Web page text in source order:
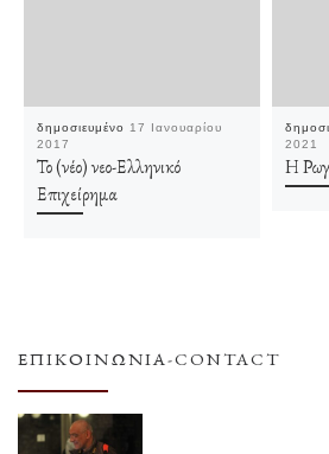
δημοσιευμένο 17 Ιανουαρίου
2017
Το (νέο) νεο-Ελληνικό
Επιχείρημα
2021
Η
ΕΠΙΚΟΙΝΩΝΊΑ-CONTACT